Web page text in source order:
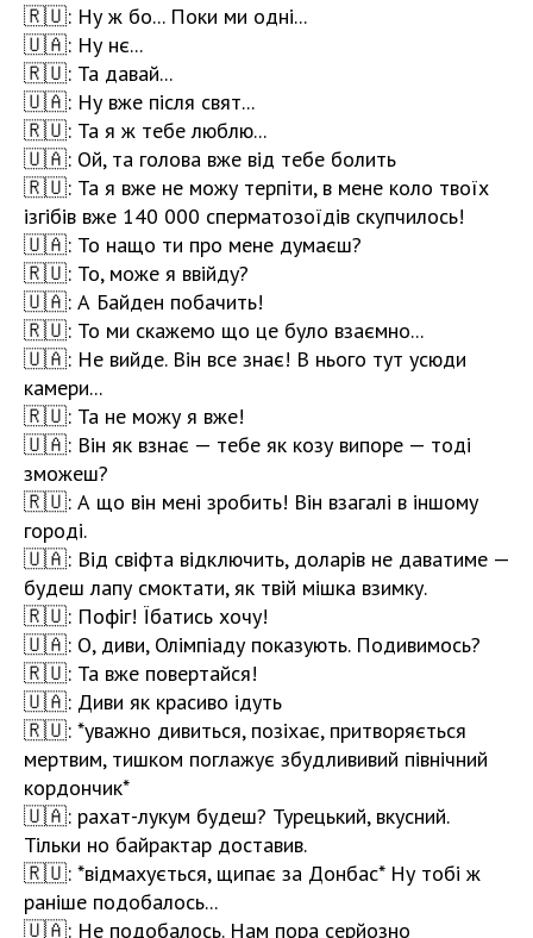
🇷🇺: Ну ж бо... Поки ми одні...
🇺🇦: Ну нє...
🇷🇺: Та давай...
🇺🇦: Ну вже після свят...
🇷🇺: Та я ж тебе люблю...
🇺🇦: Ой, та голова вже від тебе болить
🇷🇺: Та я вже не можу терпіти, в мене коло твоїх
ізгібів вже 140 000 сперматозоїдів скупчилось!
🇺🇦: То нащо ти про мене думаєш?
🇷🇺: То, може я ввійду?
🇺🇦: А Байден побачить!
🇷🇺: То ми скажемо що це було взаємно...
🇺🇦: Не вийде. Він все знає! В нього тут усюди
камери...
🇷🇺: Та не можу я вже!
🇺🇦: Він як взнає — тебе як козу випоре — тоді
зможеш?
🇷🇺: А що він мені зробить! Він взагалі в іншому
городі.
🇺🇦: Від свіфта відключить, доларів не даватиме —
будеш лапу смоктати, як твій мішка взимку.
🇷🇺: Пофіг! Їбатись хочу!
🇺🇦: О, диви, Олімпіаду показують. Подивимось?
🇷🇺: Та вже повертайся!
🇺🇦: Диви як красиво ідуть
🇷🇺: *уважно дивиться, позіхає, притворяється
мертвим, тишком поглажує збудлививий північний
кордончик*
🇺🇦: рахат-лукум будеш? Турецький, вкусний.
Тільки но байрактар доставив.
🇷🇺: *відмахується, щипає за Донбас* Ну тобі ж
раніше подобалось...
🇺🇦: Не подобалось. Нам пора серйозно